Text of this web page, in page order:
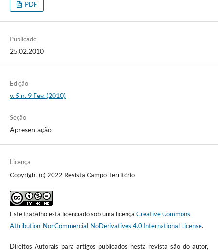
PDF
Publicado
25.02.2010
Edição
v. 5 n. 9 Fev. (2010)
Seção
Apresentação
Licença
Copyright (c) 2022 Revista Campo-Território
Este trabalho está licenciado sob uma licença Creative Commons
Attribution-NonCommercial-NoDerivatives 4.0 International License.
Direitos Autorais para artigos publicados nesta revista são do autor,